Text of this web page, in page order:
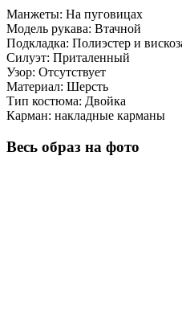
Манжеты: На пуговицах
Модель рукава: Втачной
Подкладка: Полиэстер и
Силуэт: Приталенный
Узор: Отсутствует
Материал: Шерсть
Тип костюма: Двойка
Карман: накладные карманы
Весь образ на фото